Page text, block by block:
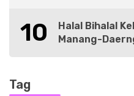
10
Halal Bihalal
Manang-
Tag